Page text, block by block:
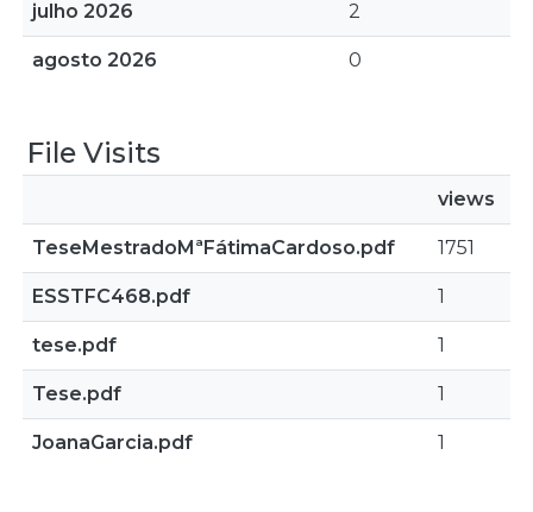
julho 2026 2
agosto 2026 0
File Visits
views
TeseMestradoMªFátimaCardoso.pdf 1751
ESSTFC468.pdf 1
tese.pdf 1
Tese.pdf 1
JoanaGarcia.pdf 1